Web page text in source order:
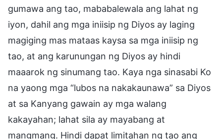
gumawa ang tao, mababalewala ang lahat ng
iyon, dahil ang mga iniisip ng Diyos ay laging
magiging mas mataas kaysa sa mga iniisip ng
tao, at ang karunungan ng Diyos ay hindi
maaarok ng sinumang tao. Kaya nga sinasabi Ko
na yaong mga “lubos na nakakaunawa” sa Diyos
at sa Kanyang gawain ay mga walang
kakayahan; lahat sila ay mayabang at
mangmang. Hindi dapat limitahan ng tao ang